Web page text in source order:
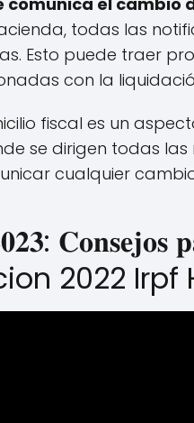
todas las
Esto puede traer
con la
fiscal es un
se dirigen todas
cualquier
2022